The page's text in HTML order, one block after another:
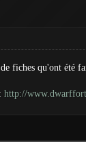
fiches qu'ont été
http://